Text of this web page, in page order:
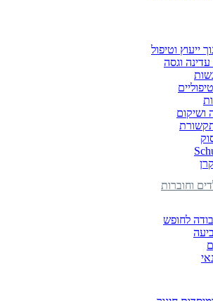
ייעוץ וטיפול
וגסה
ושיקום
וחוברות
לחופש